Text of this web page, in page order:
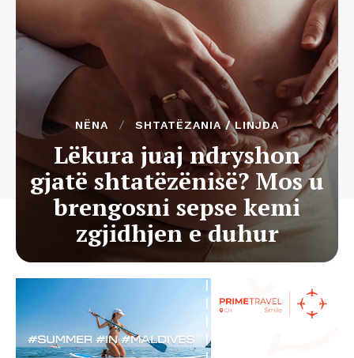
NËNA SHTATËZANIA / LINJDA
Lëkura juaj ndryshon
gjatë shtatëzënisë? Mos u
brengosni sepse kemi
zgjidhjen e duhur